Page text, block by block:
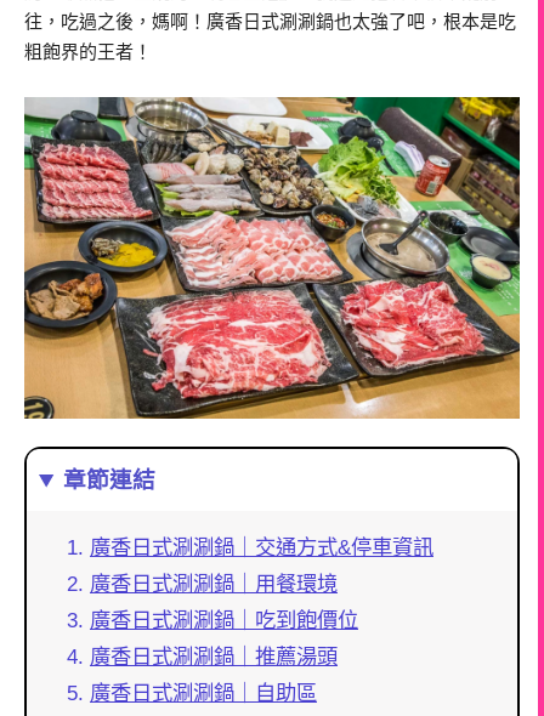
往，吃過之後，媽啊！廣香日式涮涮鍋也太強了吧，根本是吃
粗飽界的王者！
章節連結
廣香日式涮涮鍋｜交通方式&停車資訊
廣香日式涮涮鍋｜用餐環境
廣香日式涮涮鍋｜吃到飽價位
廣香日式涮涮鍋｜推薦湯頭
廣香日式涮涮鍋｜自助區